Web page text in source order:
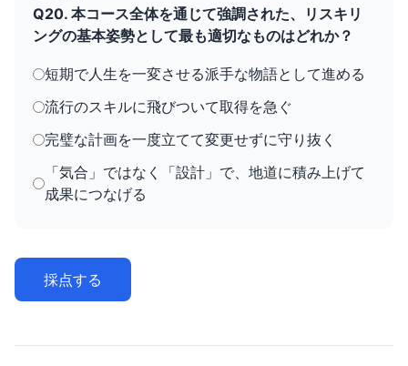
Q20. 本コース全体を通じて強調された、リスキリ
ングの基本姿勢として最も適切なものはどれか？
短期で人生を一変させる派手な物語として進める
流行のスキルに飛びついて取得を急ぐ
完璧な計画を一度立てて変更せずに守り抜く
「気合」ではなく「設計」で、地道に積み上げて
成果につなげる
採点する